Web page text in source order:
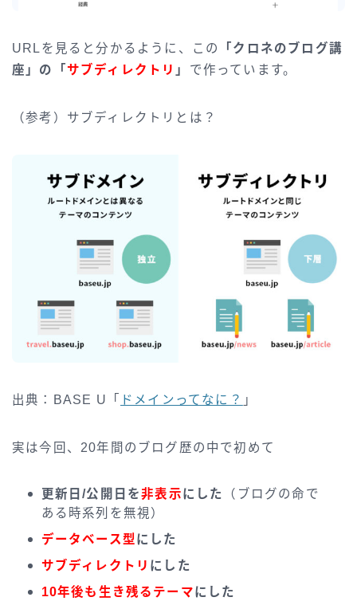
URLを見ると分かるように、この
「クロネのブログ講
座」の「 サブディレクトリ 」 で作っています。
（参考）サブディレクトリとは？
出典：BASE U「 ドメインってなに？ 」
実は今回、20年間のブログ歴の中で初めて
更新日/公開日を非表示にした
（ブログの命で
ある時系列を無視）
データベース型 にした
サブディレクトリ にした
10年後も生き残るテーマにした